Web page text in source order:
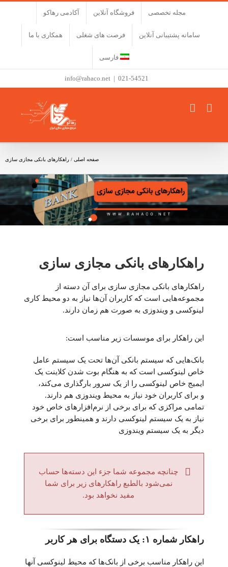
مجله تخصصی فروشگاه آنلاین آکادمی رهاکو
سامانه پشتیبانی آنلاین فرصت های شغلی همکاری با ما
فارسی
021-54521
|
info@rahaco.net
صفحه اصلی / راهکارهای بانکی مجازی سازی
راهکارهای بانکی مجازی سازی
راهکارهای بانکی مجازی سازی برای آن دسته از
مجموعه‌هایی است که کاربران آن‌ها نیاز به دو محیط کاری
لینوکسی و ویندوزی به صورت هم زمان دارند.
این راهکار برای موسسات زیر مناسب است:
بانک‌هایی که سیستم بانکی آن‌ها تحت یک سیستم عامل
خاص لینوکسی است که به هنگام بوت شدن کلاینت یک
ایمیج خاص لینوکسی را از یک سرور بارگذاری می‌کند،
و برای کاربران خود نیاز به محیط ویندوزی هم دارند.
تمامی مراکزی که برای برخی از نرم‌افزارهای خاص خود
نیاز به یک سیستم لینوکسی دارند و همینطور برای برخی
دیگر به یک سیستم ویندوزی
چنانچه مجموعه شما جزء این دسته‌ها حساب
نمی‌شود بالطبع راهکارهای زیر برای شما
مفید نخواهد بود.
راهکار شماره ۱: یک دستگاه برای هر کاربر
این راهکار مناسب برخی از بانک‌ها که محیط لینوکسی آنها